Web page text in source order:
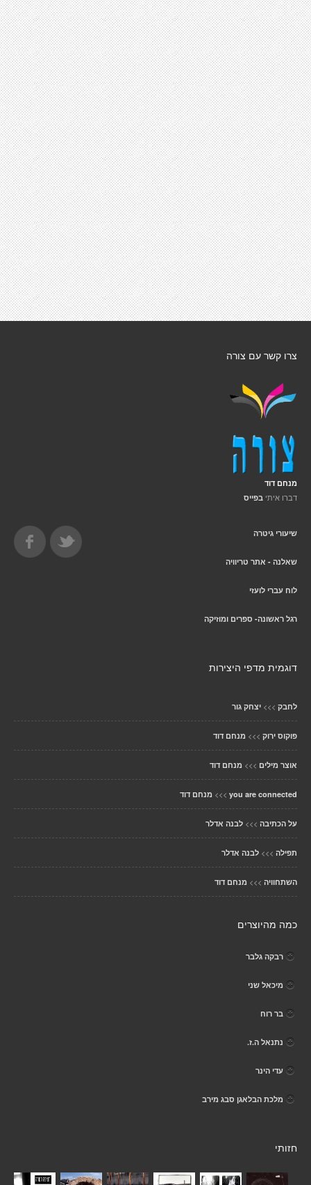
צרו קשר עם צורה
מנחם דוד
דברו איתי בפייס
שיעורי גיטרה
שאלנה - אתר טריוויה
לוח עברי לועזי
רגל ראשונה- ספרים ומוזיקה
דוגמית מדפי היצירות
לחבק >>> יצחק גור
פוקוס ירוק >>> מנחם דוד
אוצר מילים >>> מנחם דוד
you are connected
>>> מנחם דוד
על הכתיבה >>> לבנה אדלר
תפילה >>> לבנה אדלר
השתחוויה >>> מנחם דוד
כמה מהיוצרים
רבקה גלבר
מיכאל שני
בר רוח
נתנאל ה.ז.
עדי הינר
מלכת הבלאגן סבג מירב
חזותי